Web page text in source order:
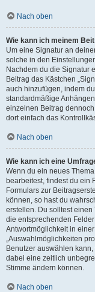
Nach oben
Wie kann ich meinem
Um eine Signatur an
solche in den
Nachdem du die Signatur
Beitrag das Kästchen
auch hinzufügen, indem
standardmäßige
einzelnen Beitrag
dort einfach das
Nach oben
Wie kann ich eine
Wenn du ein neues
bearbeitest, findest du ein
Formulars zur
können, so hast du
erstellen. Du solltest
die entsprechenden
Antwortmöglichkeit in
„Auswahlmöglichkeiten
Benutzer auswählen
dabei eine zeitlich
Stimme ändern können.
Nach oben